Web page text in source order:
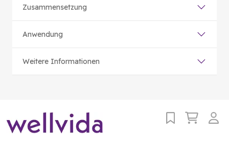
Zusammensetzung
Anwendung
Weitere Informationen